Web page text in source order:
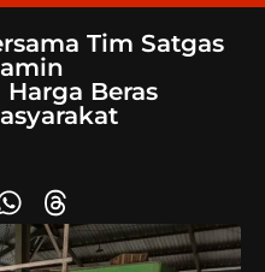
Tim Satgas
Beras